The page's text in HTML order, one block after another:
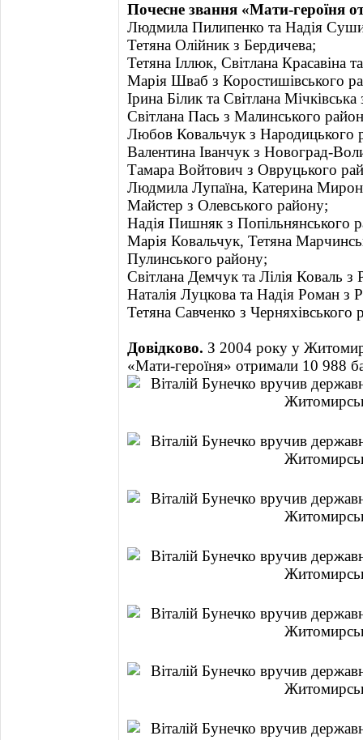
Почесне звання «Мати-героїня
Людмила Пилипенко та Надія
Тетяна Олійник з Бердичева;
Тетяна Іллюк, Світлана Красавіна
Марія Шваб з Коростишівського
Ірина Білик та Світлана
Світлана Пась з Малинського
Любов Ковальчук з Народицького
Валентина Іванчук з Новоград-
Тамара Войтович з Овруцького
Людмила Лупаїна, Катерина
Майстер з Олевського району;
Надія Пишняк з Попільнянського
Марія Ковальчук, Тетяна
Пулинського району;
Світлана Демчук та Лілія Коваль з
Наталія Луцкова та Надія Роман з
Тетяна Савченко з Черняхівського
Довідково. З 2004 року у
«Мати-героїня» отримали 10 988